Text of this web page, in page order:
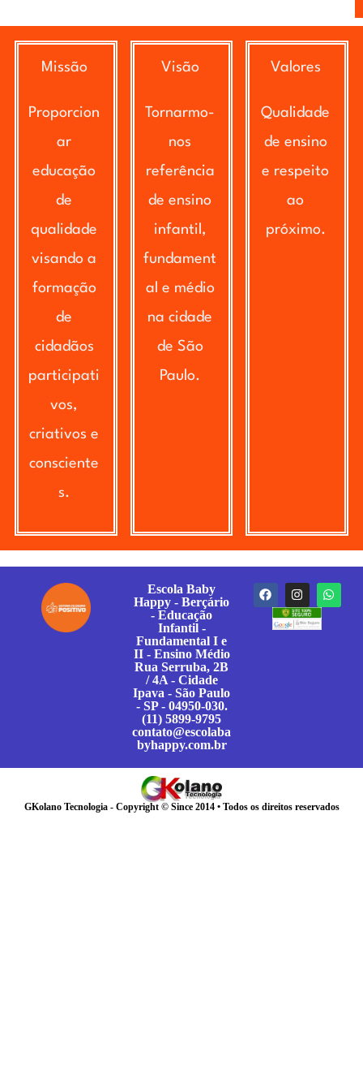
Missão
Proporcion
ar
educação
de
qualidade
visando a
formação
de
cidadãos
participati
vos,
criativos e
consciente
s.
Visão
Tornarmo-
nos
referência
de ensino
infantil,
fundament
al e médio
na cidade
de São
Paulo.
Valores
Qualidade
de ensino
e respeito
ao
próximo.
Escola Baby
Happy - Berçário
- Educação
Infantil -
Fundamental I e
II - Ensino Médio
Rua Serruba, 2B
/ 4A - Cidade
Ipava - São Paulo
- SP - 04950-030.
(11) 5899-9795
contato@escolaba
byhappy.com.br
GKolano Tecnologia - Copyright © Since 2014 • Todos os direitos reservados